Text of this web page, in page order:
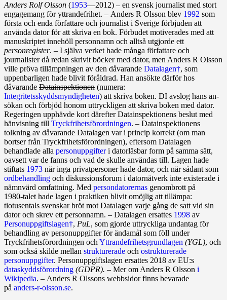
Anders Rolf Olsson (1953—2012) – en svensk journalist med stort
engagemang för yttrandefrihet. – Anders R Olsson blev 1992 som
första och enda författare och journalist i Sverige förbjuden att
använda dator för att skriva en bok. Förbudet motiverades med att
manuskriptet innehöll personnamn och alltså ut­gjorde ett
personregister. – I själva verket hade många för­fatt­a­re och
journalister då redan skrivit böcker med dator, men Anders R Olsson
ville pröva tillämpningen av den dåvarande Datalagen†, som
uppenbarligen hade blivit föråldrad. Han ansökte därför hos
dåvarande Datainspektionen (numera:
Integritetsskyddsmyndigheten) att skriva boken. DI avslog hans an­
sökan och förbjöd honom uttryckligen att skriva boken med dator.
Regeringen upphävde kort därefter Datainspektion­ens beslut med
hänvisning till Tryckfrihetsförordningen. – Datainspektionens
tolkning av dåvarande Datalagen var i princip korrekt (om man
bortser från Tryckfrihetsförordningen), eftersom Datalagen
behandlade alla personuppgifteri datorläsbar form på samma sätt,
oavsett var de fanns och vad de skulle användas till. Lagen hade
stiftats 1973 när inga privatpersoner hade dator, och när sådant som
ordbehandling och diskussionsforum i datornätverk inte existerade i
nämnvärd omfattning. Med persondatorernas genombrott på
1980‑talet hade lagen i praktiken blivit omöjlig att tillämpa:
tiotusentals svenskar bröt mot Datalagen varje gång de satt vid sin
dator och skrev ett personnamn. – Datalagen ersattes 1998 av
Personuppgiftslagen†, PuL, som gjorde uttryckliga undantag för
behandling av personuppgifter för ändamål som föll under
Tryckfrihetsförordningen och Yttrandefrihetsgrundlagen (YGL), och
som också skilde mellan strukturerade och ostrukturerade
personuppgifter. Personuppgiftslagen ersattes 2018 av EU:s
dataskyddsförordning (GDPR). – Mer om Anders R Olsson i
Wikipedia. – Anders R Olssons webbsidor finns bevarade
på anders‑r‑olsson.se.